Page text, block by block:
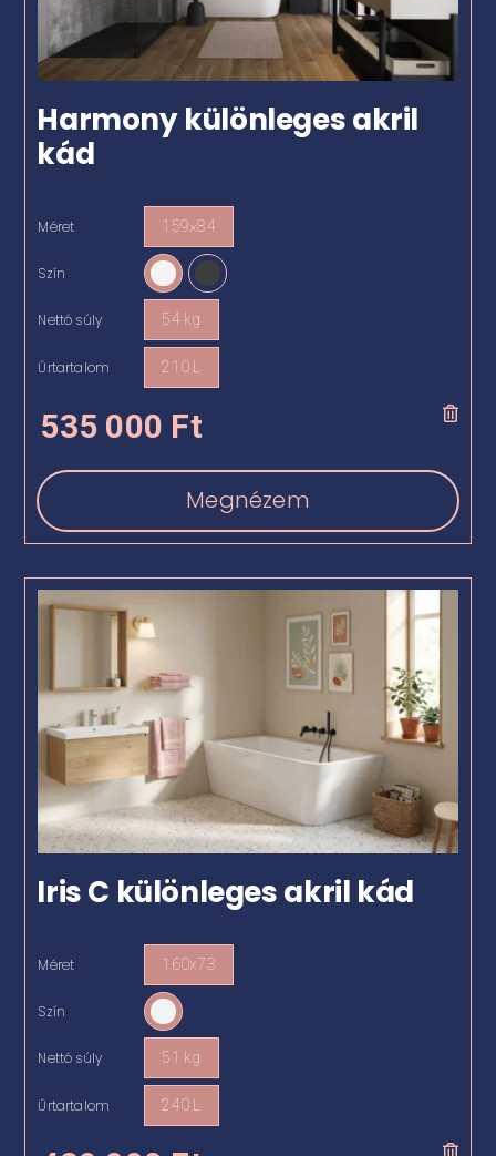
Harmony különleges akril
kád
Méret 159×84
Szín
Nettó súly 54 kg
Űrtartalom 210 L
535 000 Ft
Megnézem
Iris C különleges akril kád
Méret 160x73
Szín
Nettó súly 51 kg
Űrtartalom 240 L